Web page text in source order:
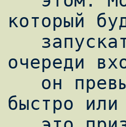
который
очереди
быстро